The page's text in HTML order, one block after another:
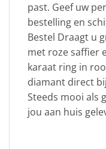
past. Geef uw
bestelling en
Bestel Draagt u
met roze saffier
karaat ring in
diamant direct
Steeds mooi als
jou aan huis